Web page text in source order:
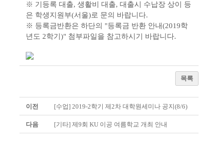
※ 기등록 대출, 생활비 대출, 대출시 수납장 상이
등
은 학생지원부(서울)로 문의 바랍니다.
※ 등록금반환은 하단의 "등록금 반환 안내(2019학
년도 2학기)" 첨부파일을 참고하시기 바랍니다.
목록
이전 [수업] 2019-2학기 제2차 대학원세미나 공지(8/6)
다음 [기타] 제9회 KU 이공 여름학교 개최 안내